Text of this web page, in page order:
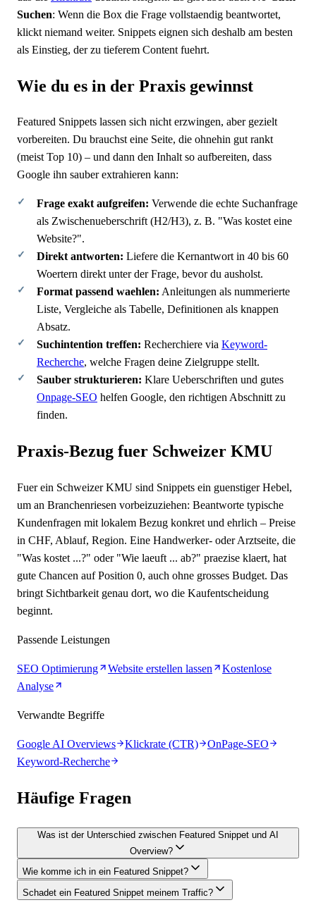
Suchen: Wenn die Box die Frage vollstaendig beantwortet,
klickt niemand weiter. Snippets eignen sich deshalb am besten
als Einstieg, der zu tieferem Content fuehrt.
Wie du es in der Praxis gewinnst
Featured Snippets lassen sich nicht erzwingen, aber gezielt
vorbereiten. Du brauchst eine Seite, die ohnehin gut rankt
(meist Top 10) – und dann den Inhalt so aufbereiten, dass
Google ihn sauber extrahieren kann:
Frage exakt aufgreifen: Verwende die echte Suchanfrage
als Zwischenueberschrift (H2/H3), z. B. "Was kostet eine
Website?".
Direkt antworten: Liefere die Kernantwort in 40 bis 60
Woertern direkt unter der Frage, bevor du ausholst.
Format passend waehlen: Anleitungen als nummerierte
Liste, Vergleiche als Tabelle, Definitionen als knappen
Absatz.
Suchintention treffen: Recherchiere via Keyword-
Recherche, welche Fragen deine Zielgruppe stellt.
Sauber strukturieren: Klare Ueberschriften und gutes
Onpage-SEO helfen Google, den richtigen Abschnitt zu
finden.
Praxis-Bezug fuer Schweizer KMU
Fuer ein Schweizer KMU sind Snippets ein guenstiger Hebel,
um an Branchenriesen vorbeizuziehen: Beantworte typische
Kundenfragen mit lokalem Bezug konkret und ehrlich – Preise
in CHF, Ablauf, Region. Eine Handwerker- oder Arztseite, die
"Was kostet ...?" oder "Wie laeuft ... ab?" praezise klaert, hat
gute Chancen auf Position 0, auch ohne grosses Budget. Das
bringt Sichtbarkeit genau dort, wo die Kaufentscheidung
beginnt.
Passende Leistungen
SEO Optimierung Website erstellen lassen
Kostenlose
Analyse
Verwandte Begriffe
Google AI Overviews Klickrate (CTR)
OnPage-SEO
Keyword-Recherche
Häufige Fragen
Was ist der Unterschied zwischen Featured Snippet und AI
Overview?
Wie komme ich in ein Featured Snippet?
Schadet ein Featured Snippet meinem Traffic?